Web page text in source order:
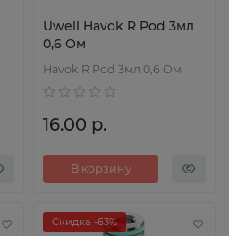
Uwell Havok R Pod 3мл
0,6 Ом
Havok R Pod 3мл 0,6 Ом
16.00 р.
В корзину
Скидка -63%